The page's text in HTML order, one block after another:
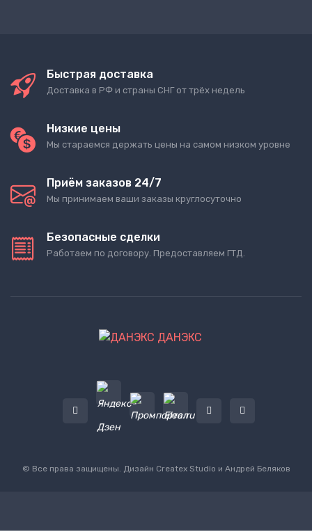
Быстрая доставка
Доставка в РФ и страны СНГ от трёх недель
Низкие цены
Мы стараемся держать цены на самом низком уровне
Приём заказов 24/7
Мы принимаем ваши заказы круглосуточно
Безопасные сделки
Работаем по договору. Предоставляем ГТД.
ДАНЭКС
© Все права защищены. Дизайн Createx Studio и Андрей Беляков